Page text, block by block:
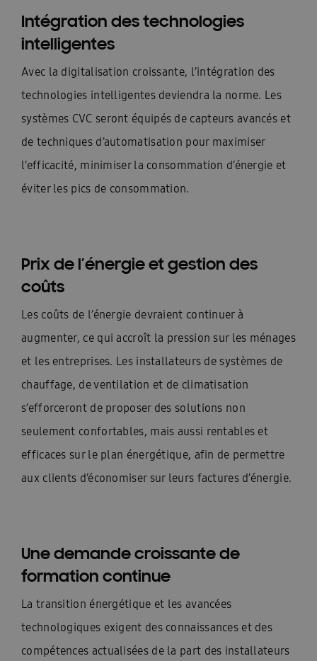
Intégration des technologies
intelligentes
Avec la digitalisation croissante, l’intégration des
technologies intelligentes deviendra la norme. Les
systèmes CVC seront équipés de capteurs avancés et
de techniques d’automatisation pour maximiser
l’efficacité, minimiser la consommation d’énergie et
éviter les pics de consommation.
Prix de l’énergie et gestion des
coûts
Les coûts de l’énergie devraient continuer à
augmenter, ce qui accroît la pression sur les ménages
et les entreprises. Les installateurs de systèmes de
chauffage, de ventilation et de climatisation
s’efforceront de proposer des solutions non
seulement confortables, mais aussi rentables et
efficaces sur le plan énergétique, afin de permettre
aux clients d’économiser sur leurs factures d’énergie.
Une demande croissante de
formation continue
La transition énergétique et les avancées
technologiques exigent des connaissances et des
compétences actualisées de la part des installateurs